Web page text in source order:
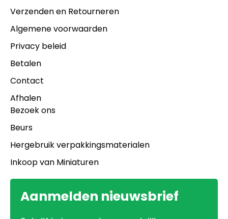
Verzenden en Retourneren
Algemene voorwaarden
Privacy beleid
Betalen
Contact
Afhalen
Bezoek ons
Beurs
Hergebruik verpakkingsmaterialen
Inkoop van Miniaturen
Aanmelden nieuwsbrief